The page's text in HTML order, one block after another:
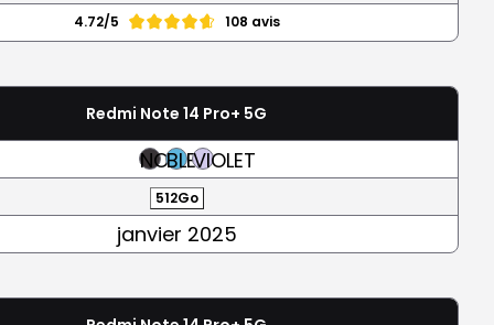
4.72/5 108 avis
Redmi Note 14 Pro+ 5G
NOIRBLEUVIOLET
512Go
janvier 2025